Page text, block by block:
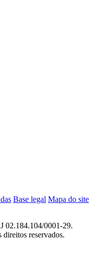
Base legal Mapa do site
02.184.104/0001-29.
reservados.